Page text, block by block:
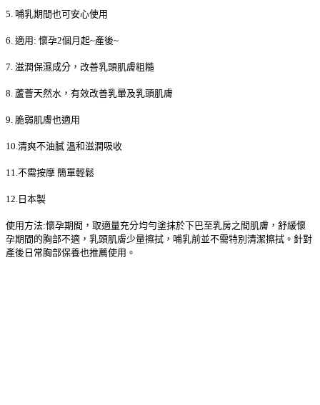
5. 哺乳期間也可安心使用
6. 適用: 懷孕2個月起~產後~
7. 滋潤保濕成分，改善乳頭肌膚粗糙
8. 蘆薈天然水，有效改善乳暈及乳頭肌膚
9. 脆弱肌膚也適用
10.清爽不油膩 溫和滋潤吸收
11.不需按摩 簡單輕鬆
12.日本製
使用方法:懷孕期間，取適量充分均勻塗抹於下巴至乳房之間肌膚，舒緩懷
孕期間的胸部不適，乳頭肌膚少量擦拭，哺乳前並不需特別清潔擦拭。針對
產後日常胸部保養也推薦使用。